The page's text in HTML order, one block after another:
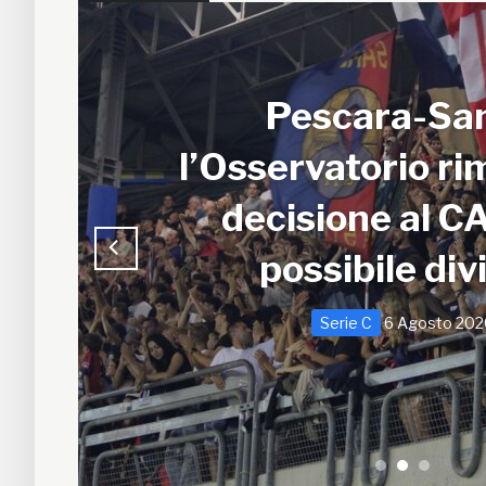
Samb,
allenamenti:
al Ciarrocchi.
Tunjov
Serie C 6 Agosto